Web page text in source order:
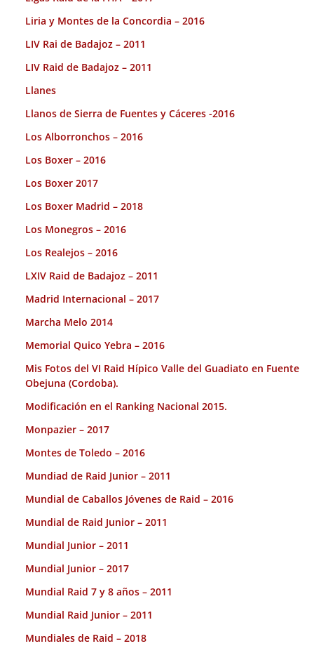
Liria y Montes de la Concordia – 2016
LIV Rai de Badajoz – 2011
LIV Raid de Badajoz – 2011
Llanes
Llanos de Sierra de Fuentes y Cáceres -2016
Los Alborronchos – 2016
Los Boxer – 2016
Los Boxer 2017
Los Boxer Madrid – 2018
Los Monegros – 2016
Los Realejos – 2016
LXIV Raid de Badajoz – 2011
Madrid Internacional – 2017
Marcha Melo 2014
Memorial Quico Yebra – 2016
Mis Fotos del VI Raid Hípico Valle del Guadiato en Fuente
Obejuna (Cordoba).
Modificación en el Ranking Nacional 2015.
Monpazier – 2017
Montes de Toledo – 2016
Mundiad de Raid Junior – 2011
Mundial de Caballos Jóvenes de Raid – 2016
Mundial de Raid Junior – 2011
Mundial Junior – 2011
Mundial Junior – 2017
Mundial Raid 7 y 8 años – 2011
Mundial Raid Junior – 2011
Mundiales de Raid – 2018